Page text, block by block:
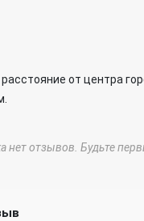
от центра
нет отзывов. Будьте